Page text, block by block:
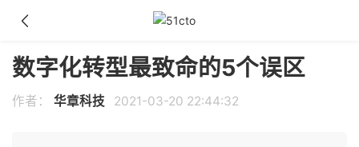
数字化转型最致命的5个误区
作者： 华章科技 2021-03-20 22:44:32